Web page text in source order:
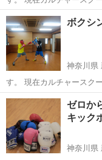
ます。また元 …
神奈川 川崎市 新
ボクシ
神奈川県
す。 現在カルチャースク
ます。また元 …
神奈川 川崎市 新
ゼロか
キック
神奈川県